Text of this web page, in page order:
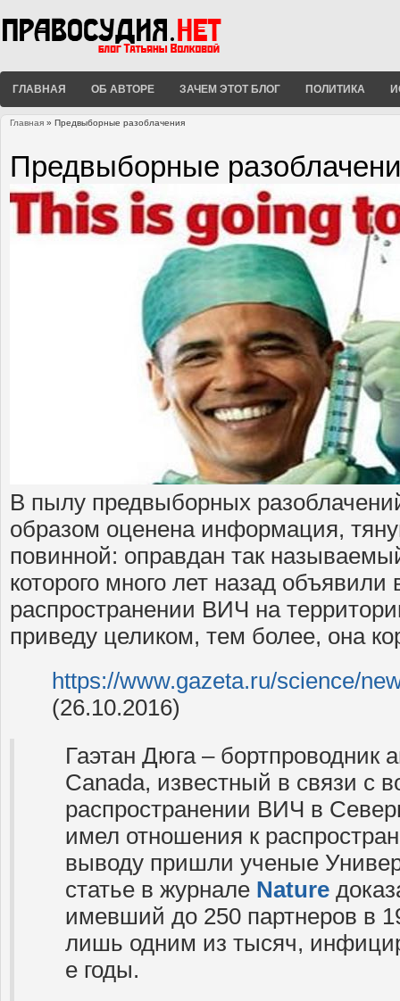
ГЛАВНАЯ ОБ АВТОРЕ ЗАЧЕМ ЭТОТ БЛОГ ПОЛИТИКА
Главная » Предвыборные разоблачения
Предвыборные
В пылу предвыборных
образом оценена информация,
повинной: оправдан так
которого много лет назад
распространении ВИЧ на
приведу целиком, тем более, она
https://www.gazeta.ru/science/
(26.10.2016)
Гаэтан Дюга – бортпроводник
Canada, известный в связи с
распространении ВИЧ в
имел отношения к
выводу пришли ученые
статье в журнале Nature
имевший до 250 партнеров в
лишь одним из тысяч,
е годы.